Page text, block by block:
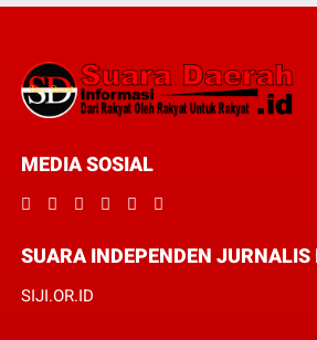
MEDIA SOSIAL
SUARA INDEPENDEN JURNALIS
SIJI.OR.ID